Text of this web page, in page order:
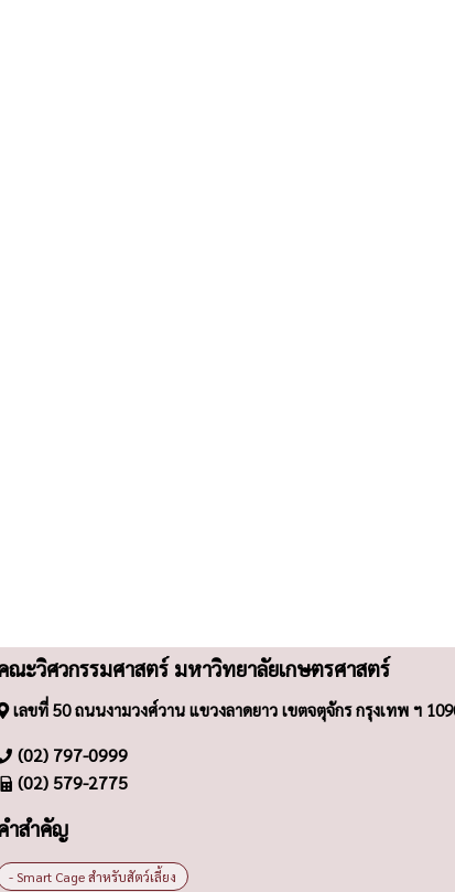
ณะวิศวกรรมศาสตร์ มหาวิทยาลัยเกษตรศาสตร์
เลขที่ 50 ถนนงามวงศ์วาน แขวงลาดยาว เขตจตุจักร กรุงเทพ ฯ
(02) 797-0999
(02) 579-2775
ำสำคัญ
- Smart Cage สำหรับสัตว์เลี้ยง